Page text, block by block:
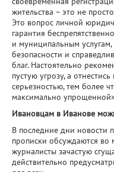
жительства – это не
Это вопрос личной
гарантия
и муниципальным
безопасности и
благ. Настоятельно
пустую угрозу, а
серьезностью, тем более
максимально
Ивановцам в Иванове
В последние дни новости
прописки обсуждаются
журналисты зачастую
действительно